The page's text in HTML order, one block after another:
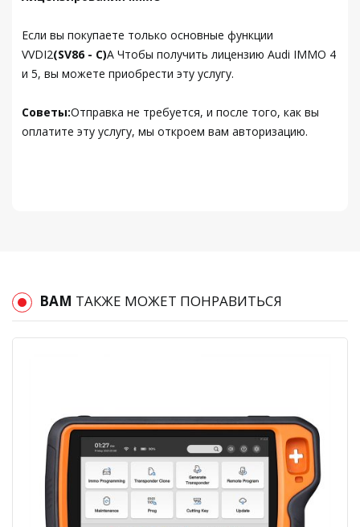
Если вы покупаете только основные функции
VVDI2(SV86 - C)А Чтобы получить лицензию Audi IMMO 4
и 5, вы можете приобрести эту услугу.
Советы:Отправка не требуется, и после того, как вы
оплатите эту услугу, мы откроем вам авторизацию.
ВАМ ТАКЖЕ МОЖЕТ ПОНРАВИТЬСЯ